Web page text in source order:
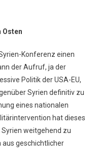
Osten
Konferenz einen
der Aufruf, ja der
Politik der USA-EU,
Syrien definitiv zu
eines nationalen
hat dieses
weitgehend zu
aus geschichtlicher